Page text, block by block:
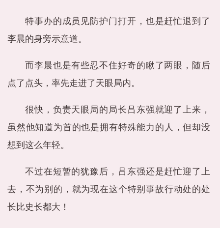
特事办的成员见防护门打开，也是赶忙退到了
李晨的身旁示意道。
而李晨也是有些忍不住好奇的瞅了两眼，随后
点了点头，率先走进了天眼局内。
很快，负责天眼局的局长吕东强就迎了上来，
虽然他知道为首的也是拥有特殊能力的人，但却没
想到这么年轻。
不过在短暂的犹豫后，吕东强还是赶忙迎了上
去，不为别的，就为现在这个特别事故行动处的处
长比史长都大！